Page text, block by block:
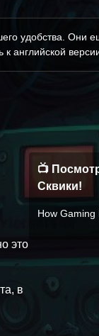
удобства. Они
английской
это
в
📺
Сквики!
How Gaming